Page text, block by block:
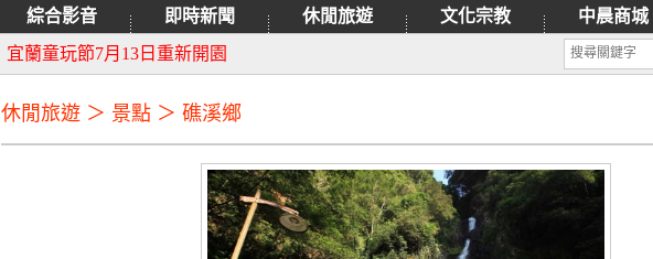
綜合影音 即時新聞 休閒旅遊 文化宗教
中晨商城
宜蘭童玩節7月13日重新開園
大同音樂祭延期至8月9日禮拜天辦理
休閒旅遊 ＞ 景點 ＞ 礁溪鄉